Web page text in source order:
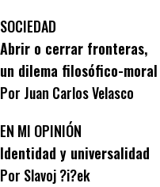
SOCIEDAD
Abrir o cerrar fronteras,
un dilema filosófico-moral
Por Juan Carlos Velasco
EN MI OPINIÓN
Identidad y universalidad
Por Slavoj ?i?ek